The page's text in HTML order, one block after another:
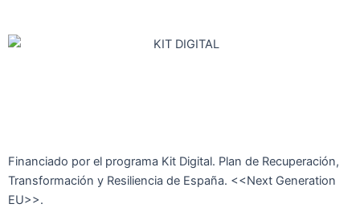
Financiado por el programa Kit Digital. Plan de Recuperación,
Transformación y Resiliencia de España. <<Next Generation
EU>>.